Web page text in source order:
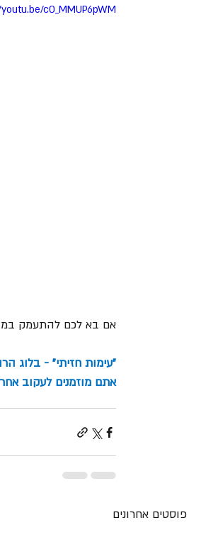
cO_MMUP6pWM
אם בא לכם להתעמק
"עימות חזיתי" - בלוג
אתם מוזמנים לעקוב
פוסטים אחרונים